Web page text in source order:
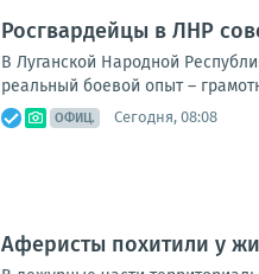
Росгвардейцы в ЛНР
В Луганской Народной
реальный боевой опыт –
ОФИЦ. Сегодня, 08:08
Аферисты похитили у